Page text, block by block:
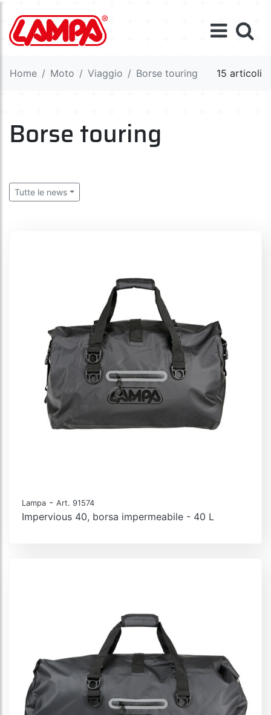
Home Moto Viaggio Borse touring 15 articoli
Borse touring
Tutte le news
Lampa - Art. 91574
Impervious 40, borsa impermeabile - 40 L